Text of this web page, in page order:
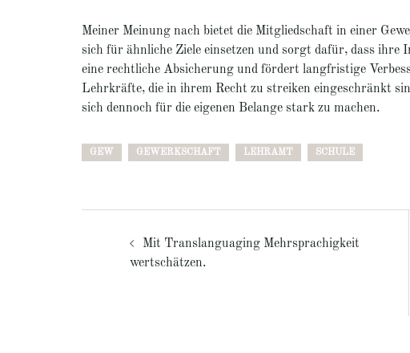
Meiner Meinung nach bietet die Mitgliedschaft in einer
sich für ähnliche Ziele einsetzen und sorgt dafür, dass ihre
eine rechtliche Absicherung und fördert langfristige
Lehrkräfte, die in ihrem Recht zu streiken eingeschränkt
sich dennoch für die eigenen Belange stark zu machen.
GEW GEWERKSCHAFT LEHRAMT SCHULE
Mit Translanguaging Mehrsprachigkeit
wertschätzen.